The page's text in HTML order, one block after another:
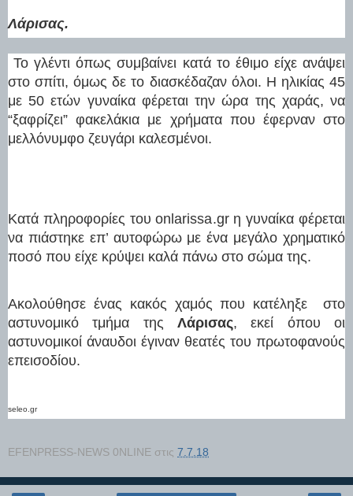
Λάρισας.
Το γλέντι όπως συμβαίνει κατά το έθιμο είχε ανάψει
στο σπίτι, όμως δε το διασκέδαζαν όλοι. Η ηλικίας 45
με 50 ετών γυναίκα φέρεται την ώρα της χαράς, να
“ξαφρίζει” φακελάκια με χρήματα που έφερναν στο
μελλόνυμφο ζευγάρι καλεσμένοι.
Κατά πληροφορίες του onlarissa.gr η γυναίκα φέρεται
να πιάστηκε επ’ αυτοφώρω με ένα μεγάλο χρηματικό
ποσό που είχε κρύψει καλά πάνω στο σώμα της.
Ακολούθησε ένας κακός χαμός που κατέληξε στο
αστυνομικό τμήμα της Λάρισας, εκεί όπου οι
αστυνομικοί άναυδοι έγιναν θεατές του πρωτοφανούς
επεισοδίου.
seleo.gr
EFENPRESS-NEWS 0NLINE στις 7.7.18